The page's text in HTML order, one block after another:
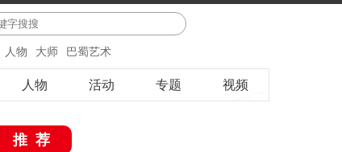
人物 大师 巴蜀艺术
人物 活动 专题 视频
推荐